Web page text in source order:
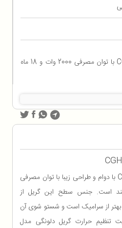
گریل دلونگی مدل CGH1020D با توان مصرفی 2000 وات و 18 ماه
مدل CGH1020D با دوام و طراحی زیبا با توان مصرفی
است. جنس سطح این گریل از
از سرامیک است و شستو شوی آن
تنظیم حرارت گریل دلونگی مدل